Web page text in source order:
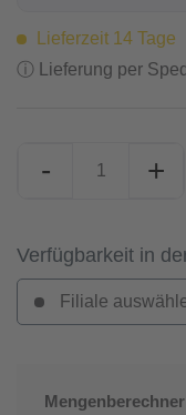
Lieferzeit 14 Tage
ⓘ Lieferung per
- +
Verfügbarkeit in
Filiale
Mengenberechner